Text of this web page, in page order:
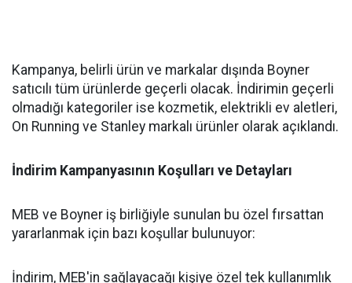
Kampanya, belirli ürün ve markalar dışında Boyner
satıcılı tüm ürünlerde geçerli olacak. İndirimin geçerli
olmadığı kategoriler ise kozmetik, elektrikli ev aletleri,
On Running ve Stanley markalı ürünler olarak açıklandı.
İndirim Kampanyasının Koşulları ve Detayları
MEB ve Boyner iş birliğiyle sunulan bu özel fırsattan
yararlanmak için bazı koşullar bulunuyor:
İndirim, MEB'in sağlayacağı kişiye özel tek kullanımlık